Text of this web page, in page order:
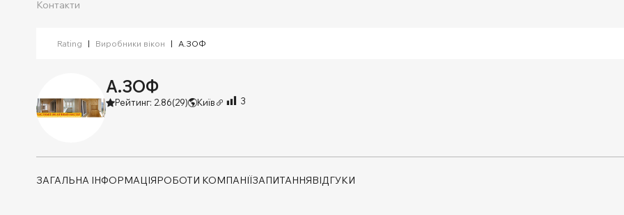
Контакти
Rating | Виробники вікон | А.ЗОФ
А.ЗОФ
Рейтинг: 2.86(29) Київ 3
ЗАГАЛЬНА ІНФОРМАЦІЯРОБОТИ КОМПАНІЇЗАПИТАННЯВІДГУКИ